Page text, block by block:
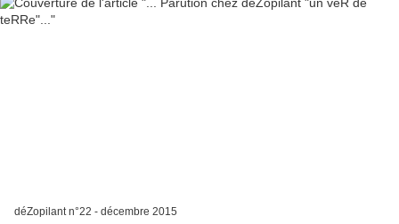
déZopilant n°22 - décembre 2015